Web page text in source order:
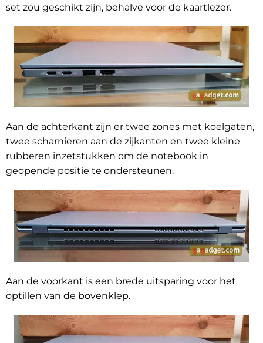
set zou geschikt zijn, behalve voor de kaartlezer.
Aan de achterkant zijn er twee zones met koelgaten,
twee scharnieren aan de zijkanten en twee kleine
rubberen inzetstukken om de notebook in
geopende positie te ondersteunen.
Aan de voorkant is een brede uitsparing voor het
optillen van de bovenklep.